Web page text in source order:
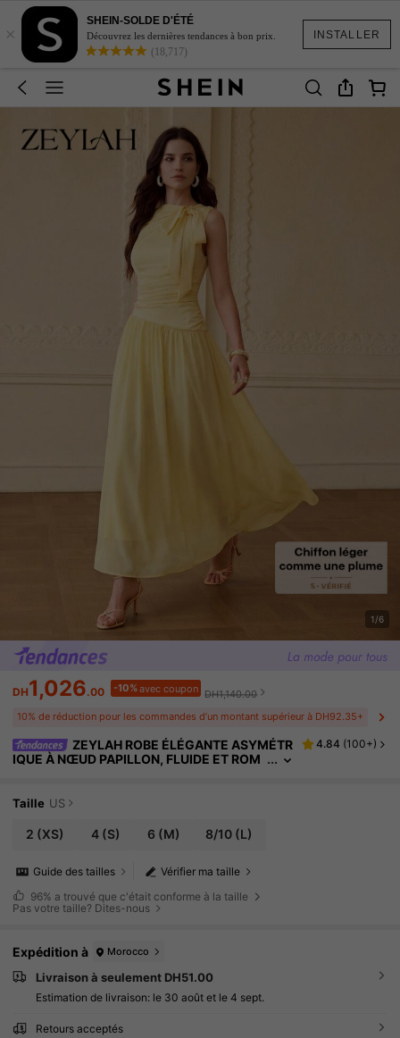
INSTALLER
×
SHEIN-SOLDE D'ÉTÉ
Découvrez les dernières tendances à bon prix.
(18,717)
1/6
DH1,026.00 -10%avec coupon DH1,140.00
10% de réduction pour les commandes d’un montant supérieur à DH92.35+
ZEYLAH ROBE ÉLÉGANTE ASYMÉTR
IQUE À NŒUD PAPILLON, FLUIDE ET ROM
4.84 (100+)
Taille US
2 (XS) 4(S) 6 (M) 8/10 (L)
Vérifier ma taille
Guide des tailles
96% a trouvé que c'était conforme à la taille
Pas votre taille? Dites-nous
Expédition à Morocco
Livraison à seulement DH51.00
Estimation de livraison: le 30 août et le 4 sept.
Retours acceptés